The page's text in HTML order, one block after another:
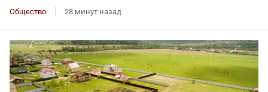
Общество 28 минут назад